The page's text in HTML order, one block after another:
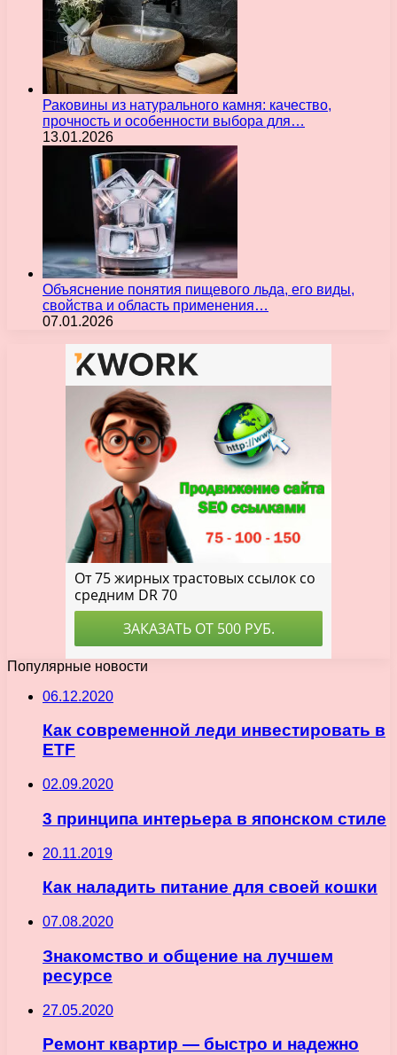
Раковины из натурального камня: качество,
прочность и особенности выбора для…
13.01.2026
Объяснение понятия пищевого льда, его виды,
свойства и область применения…
07.01.2026
Популярные новости
06.12.2020
Как современной леди инвестировать в
ETF
02.09.2020
3 принципа интерьера в японском стиле
20.11.2019
Как наладить питание для своей кошки
07.08.2020
Знакомство и общение на лучшем
ресурсе
27.05.2020
Ремонт квартир — быстро и надежно